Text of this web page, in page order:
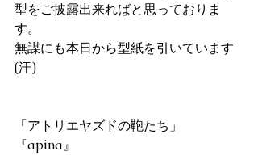
型をご披露出来ればと思っておりま
す。
無謀にも本日から型紙を引いています
(汗)
「アトリエヤズドの鞄たち」
『apina』